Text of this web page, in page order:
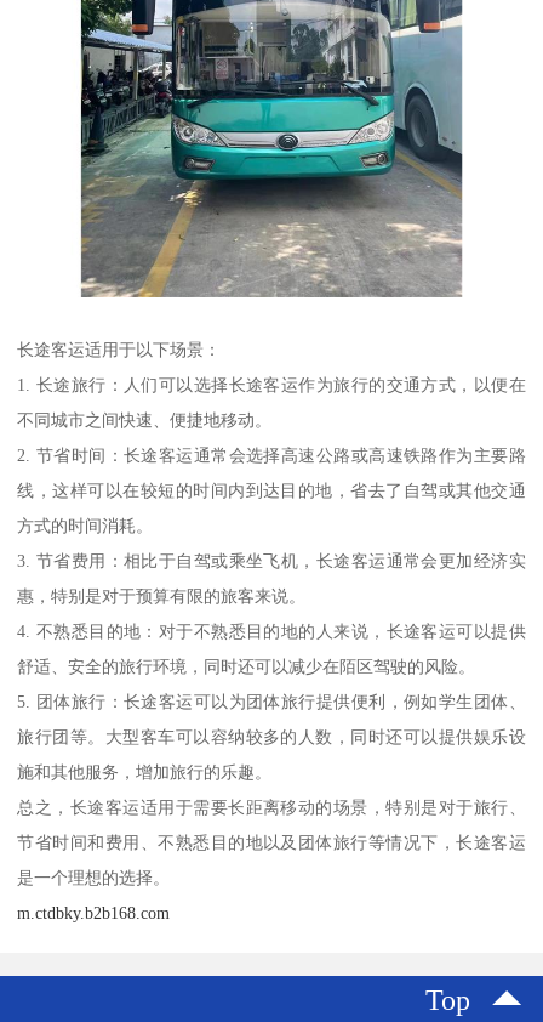
长途客运适用于以下场景：
1. 长途旅行：人们可以选择长途客运作为旅行的交通方式，以便在
不同城市之间快速、便捷地移动。
2. 节省时间：长途客运通常会选择高速公路或高速铁路作为主要路
线，这样可以在较短的时间内到达目的地，省去了自驾或其他交通
方式的时间消耗。
3. 节省费用：相比于自驾或乘坐飞机，长途客运通常会更加经济实
惠，特别是对于预算有限的旅客来说。
4. 不熟悉目的地：对于不熟悉目的地的人来说，长途客运可以提供
舒适、安全的旅行环境，同时还可以减少在陌区驾驶的风险。
5. 团体旅行：长途客运可以为团体旅行提供便利，例如学生团体、
旅行团等。大型客车可以容纳较多的人数，同时还可以提供娱乐设
施和其他服务，增加旅行的乐趣。
总之，长途客运适用于需要长距离移动的场景，特别是对于旅行、
节省时间和费用、不熟悉目的地以及团体旅行等情况下，长途客运
是一个理想的选择。
m.ctdbky.b2b168.com
Top